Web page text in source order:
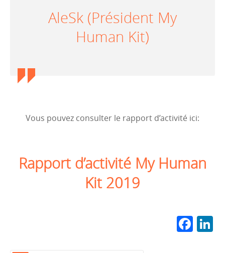
AleSk (Président My
Human Kit)
Vous pouvez consulter le rapport d’activité ici:
Rapport d’activité My Human
Kit 2019
F